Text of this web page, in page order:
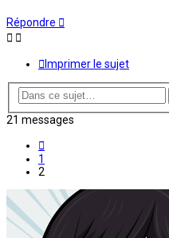
Répondre
Imprimer le sujet
21 messages
1
2